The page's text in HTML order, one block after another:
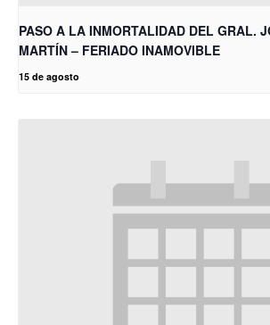
PASO A LA INMORTALIDAD DEL GRAL.
MARTÍN – FERIADO INAMOVIBLE
15 de agosto